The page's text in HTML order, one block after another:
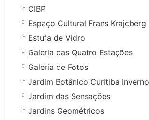
CIBP
Espaço Cultural Frans Krajcberg
Estufa de Vidro
Galeria das Quatro Estações
Galeria de Fotos
Jardim Botânico Curitiba Inverno
Jardim das Sensações
Jardins Geométricos